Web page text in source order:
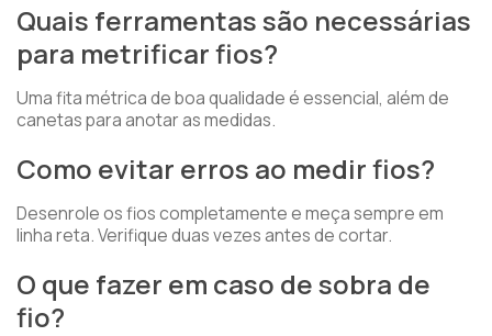
Quais ferramentas são necessárias
para metrificar fios?
Uma fita métrica de boa qualidade é essencial, além de
canetas para anotar as medidas.
Como evitar erros ao medir fios?
Desenrole os fios completamente e meça sempre em
linha reta. Verifique duas vezes antes de cortar.
O que fazer em caso de sobra de
fio?